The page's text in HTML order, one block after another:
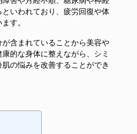
いわれており、疲労回復や体
す。
含まれていることから美容や
的な身体に整えながら、シミ
の悩みを改善することができ